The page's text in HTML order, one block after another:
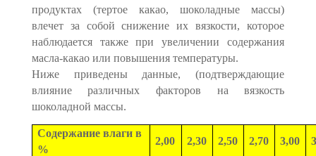
продуктах (тертое какао, шоколадные массы)
влечет за собой снижение их вязкости, которое
наблюдается также при увеличении содержания
масла-какао или повышения температуры.
Ниже приведены данные, (подтверждающие
влияние различных факторов на вязкость
шоколадной массы.
Содержание влаги в
%
2,00 2,30 2,50 2,70 3,00